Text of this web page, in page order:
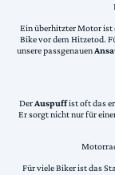
Ein überhitzter Motor ist
Bike vor dem Hitzetod.
unsere passgenauen
DerAuspuffist oft das
Er sorgt nicht nur für
Für viele Biker ist das